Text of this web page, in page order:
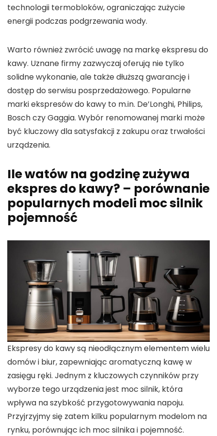
technologii termobloków, ograniczając zużycie
energii podczas podgrzewania wody.
Warto również zwrócić uwagę na markęekspresu do
kawy. Uznane firmy zazwyczaj oferują nie tylko
solidne wykonanie, ale także dłuższą gwarancję i
dostęp do serwisu posprzedażowego. Popularne
marki ekspresów do kawy to m.in. De’Longhi, Philips,
Bosch czy Gaggia. Wybór renomowanej marki może
być kluczowy dla satysfakcji z zakupu oraz trwałości
urządzenia.
Ile watów na godzinę zużywa
ekspres do kawy? – porównanie
popularnych modeli moc silnik
pojemność
Ekspresy do kawysą nieodłącznym elementem wielu
domów i biur, zapewniając aromatyczną kawę w
zasięgu ręki. Jednym z kluczowych czynników przy
wyborze tego urządzenia jest moc silnik, która
wpływa na szybkość przygotowywania napoju.
Przyjrzyjmy się zatem kilku popularnym modelom na
rynku, porównując ich moc silnikai pojemność.